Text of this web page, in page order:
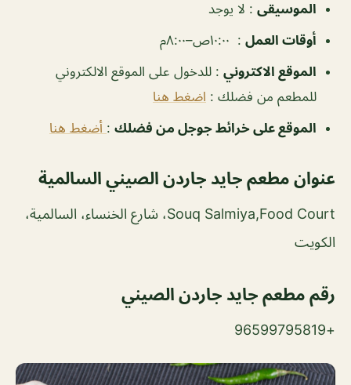
الموسيقى : لا يوجد
‏أوقات العمل :
الموقع الاكتروني : للدخول على الموقع الالكتروني
للمطعم من فضلك : اضغط هنا
الموقع على خرائط جوجل من فضلك : أضغط هنا
عنوان مطعم جايد جاردن الصيني السالمية
Souq Salmiya,Food Court، شارع الخنساء، السالمية،
الكويت
رقم مطعم جايد جاردن الصيني
+96599795819